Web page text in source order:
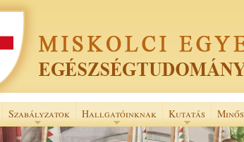
Szabályzatok Hallgatóinknak Kutatás